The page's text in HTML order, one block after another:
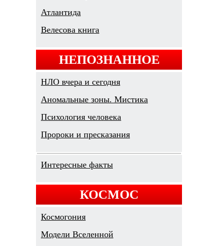
Атлантида
Велесова книга
НЕПОЗНАННОЕ
НЛО вчера и сегодня
Аномальные зоны. Мистика
Психология человека
Пророки и пресказания
Интересные факты
КОСМОС
Космогония
Модели Вселенной